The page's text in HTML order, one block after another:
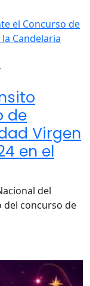
de
Virgen
en el
del
del concurso de